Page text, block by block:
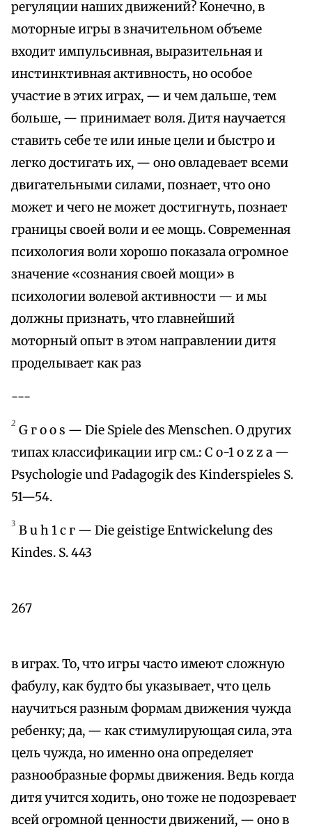
регуляции наших движений? Конечно, в
моторные игры в значительном объеме
входит импульсивная, выразительная и
инстинктивная активность, но особое
участие в этих играх, — и чем дальше, тем
больше, — принимает воля. Дитя научается
ставить себе те или иные цели и быстро и
легко достигать их, — оно овладевает всеми
двигательными силами, познает, что оно
может и чего не может достигнуть, познает
границы своей воли и ее мощь. Современная
психология воли хорошо показала огромное
значение «сознания своей мощи» в
психологии волевой активности — и мы
должны признать, что главнейший
моторный опыт в этом направлении дитя
проделывает как раз
---
2 G г о о s — Die Spiele des Menschen. О других
типах классификации игр см.: С о-1 о z z а —
Psychologie und Padagogik des Kinderspieles S.
51—54.
3 В u h 1 с г — Die geistige Entwickelung des
Kindes. S. 443
267
в играх. То, что игры часто имеют сложную
фабулу, как будто бы указывает, что цель
научиться разным формам движения чужда
ребенку; да, — как стимулирующая сила, эта
цель чужда, но именно она определяет
разнообразные формы движения. Ведь когда
дитя учится ходить, оно тоже не подозревает
всей огромной ценности движений, — оно в